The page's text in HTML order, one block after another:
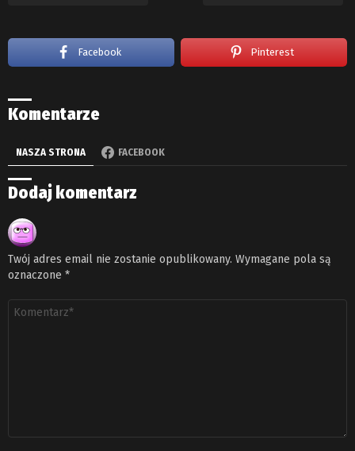
Facebook Pinterest
Komentarze
NASZA STRONA FACEBOOK
Dodaj komentarz
Twój adres email nie zostanie opublikowany. Wymagane pola są
oznaczone *